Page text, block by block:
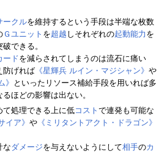
ークルを維持するという手段は半端な枚数
Ｇユニット を超越 しそれぞれの起動能力 を
できる。
ードを減らされてしまうのは流石に痛い
防げれば 《星輝兵 ルイン・マジシャン》 や
》 といったリソース補給手段を用いれば多
ほどの影響は出ない。
て処理できる上に低コスト で連発も可能な
イア》 や 《ミリタントアクト・ドラゴン》
なダメージを与えないようにして相手のカ